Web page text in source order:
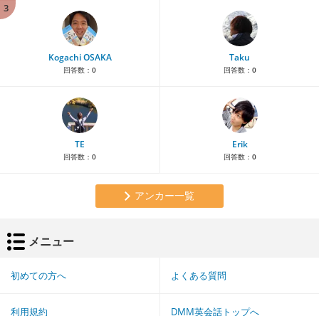
3
Kogachi OSAKA
回答数： 0
Taku
回答数： 0
TE
回答数： 0
Erik
回答数： 0
アンカー一覧
メニュー
初めての方へ よくある質問
利用規約 DMM英会話トップへ